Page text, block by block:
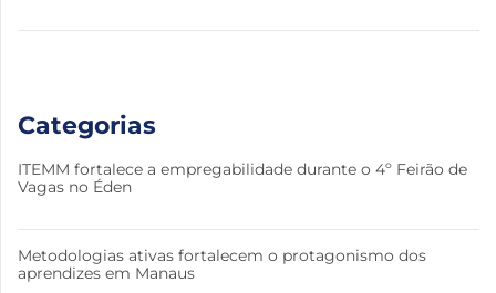
Categorias
ITEMM fortalece a empregabilidade durante o 4º Feirão de
Vagas no Éden
Metodologias ativas fortalecem o protagonismo dos
aprendizes em Manaus